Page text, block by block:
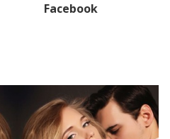
Facebook